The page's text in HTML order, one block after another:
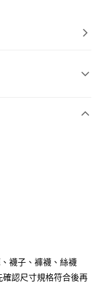
襪子、褲襪、絲襪
認尺寸規格符合後再